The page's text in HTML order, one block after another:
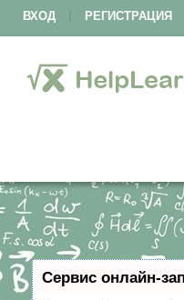
ВХОД РЕГИСТРАЦИЯ
Сервис онлайн-